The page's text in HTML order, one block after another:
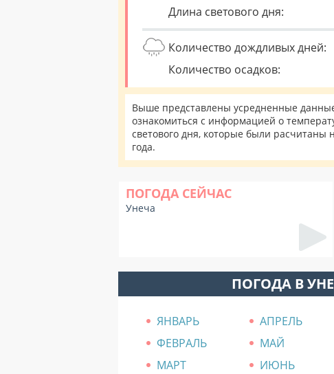
Длина светового дня:
Количество дождливых дней:
Количество осадков:
Выше представлены усредненные
ознакомиться с информацией о
светового дня, которые были
года.
ПОГОДА СЕЙЧАС
Унеча
ПОГОДА В
ЯНВАРЬ АПРЕЛЬ
ФЕВРАЛЬ
МАЙ
МАРТ
ИЮНЬ